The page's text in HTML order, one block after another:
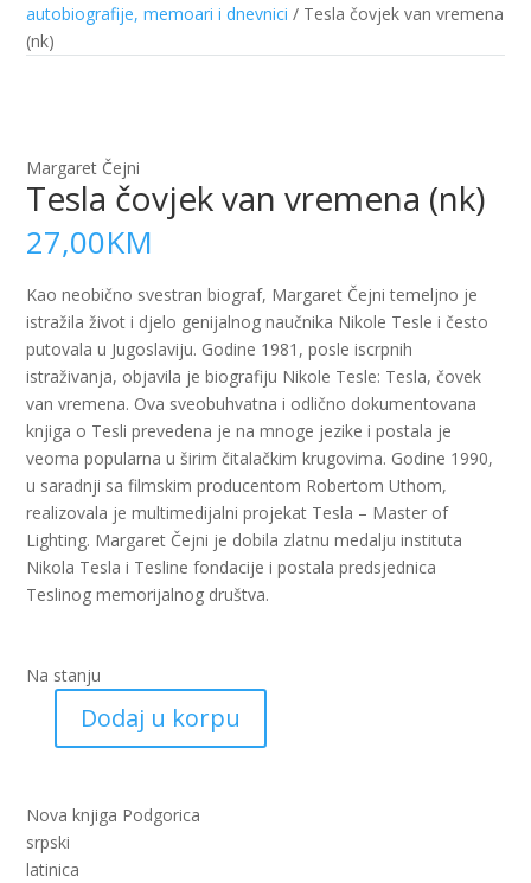
autobiografije, memoari i dnevnici / Tesla čovjek van vremena
(nk)
Margaret Čejni
Tesla čovjek van vremena (nk)
27,00KM
Kao neobično svestran biograf, Margaret Čejni temeljno je
istražila život i djelo genijalnog naučnika Nikole Tesle i često
putovala u Jugoslaviju. Godine 1981, posle iscrpnih
istraživanja, objavila je biografiju Nikole Tesle: Tesla, čovek
van vremena. Ova sveobuhvatna i odlično dokumentovana
knjiga o Tesli prevedena je na mnoge jezike i postala je
veoma popularna u širim čitalačkim krugovima. Godine 1990,
u saradnji sa filmskim producentom Robertom Uthom,
realizovala je multimedijalni projekat Tesla – Master of
Lighting. Margaret Čejni je dobila zlatnu medalju instituta
Nikola Tesla i Tesline fondacije i postala predsjednica
Teslinog memorijalnog društva.
Na stanju
vremena
(nk)
količina
Dodaj u korpu
Nova knjiga Podgorica
srpski
latinica